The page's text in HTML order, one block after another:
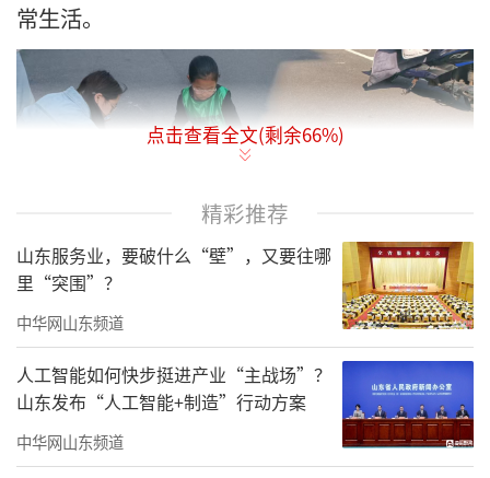
常生活。
点击查看全文(剩余66%)
精彩推荐
山东服务业，要破什么“壁”，又要往哪
里“突围”？
中华网山东频道
人工智能如何快步挺进产业“主战场”？
山东发布“人工智能+制造”行动方案
中华网山东频道